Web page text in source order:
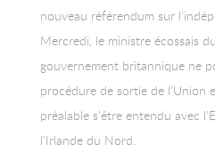
nouveau référendum sur
Mercredi, le ministre écossais
gouvernement britannique ne
procédure de sortie de l’Union
préalable s’être entendu avec
l’Irlande du Nord.